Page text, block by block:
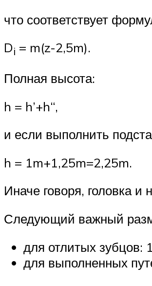
что соответствует
Di = m(z-2,5m).
Полная высота:
h = h’+h“,
и если выполнить
h = 1m+1,25m=2,25m.
Иначе говоря, головка и
Следующий важный
для отлитых зубцов:
для выполненных